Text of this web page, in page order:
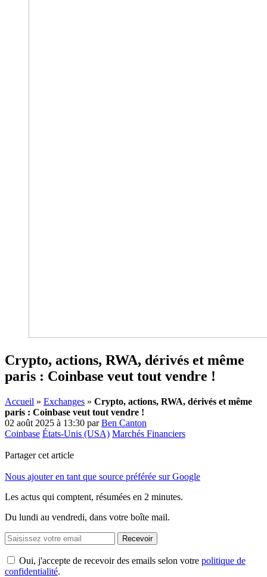
Crypto, actions, RWA, dérivés et même
paris : Coinbase veut tout vendre !
Accueil » Exchanges » Crypto, actions, RWA, dérivés et même
paris : Coinbase veut tout vendre !
02 août 2025 à 13:30 parBen Canton
Coinbase États-Unis (USA) Marchés Financiers
Partager cet article
Nous ajouter en tant que source préférée sur Google
Les actus qui comptent, résumées en 2 minutes.
Du lundi au vendredi, dans votre boîte mail.
Recevoir
Oui, j'accepte de recevoir des emails selon votre politique de
confidentialité.